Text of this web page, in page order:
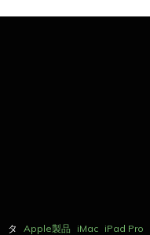
タ
Apple製品 iMac iPad Pro